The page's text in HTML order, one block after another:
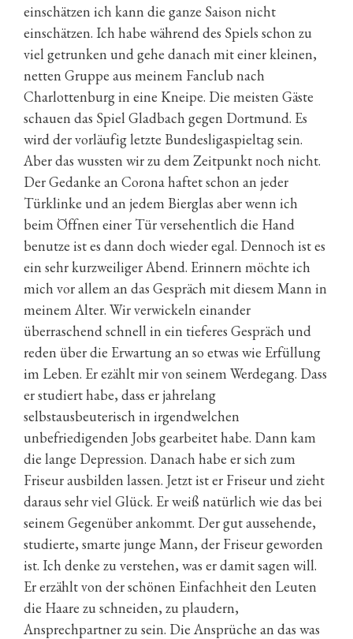
einschätzen ich kann die ganze Saison nicht
einschätzen. Ich habe während des Spiels schon zu
viel getrunken und gehe danach mit einer kleinen,
netten Gruppe aus meinem Fanclub nach
Charlottenburg in eine Kneipe. Die meisten Gäste
schauen das Spiel Gladbach gegen Dortmund. Es
wird der vorläufig letzte Bundesligaspieltag sein.
Aber das wussten wir zu dem Zeitpunkt noch nicht.
Der Gedanke an Corona haftet schon an jeder
Türklinke und an jedem Bierglas aber wenn ich
beim Öffnen einer Tür versehentlich die Hand
benutze ist es dann doch wieder egal. Dennoch ist es
ein sehr kurzweiliger Abend. Erinnern möchte ich
mich vor allem an das Gespräch mit diesem Mann in
meinem Alter. Wir verwickeln einander
überraschend schnell in ein tieferes Gespräch und
reden über die Erwartung an so etwas wie Erfüllung
im Leben. Er ezählt mir von seinem Werdegang. Dass
er studiert habe, dass er jahrelang
selbstausbeuterisch in irgendwelchen
unbefriedigenden Jobs gearbeitet habe. Dann kam
die lange Depression. Danach habe er sich zum
Friseur ausbilden lassen. Jetzt ist er Friseur und zieht
daraus sehr viel Glück. Er weiß natürlich wie das bei
seinem Gegenüber ankommt. Der gut aussehende,
studierte, smarte junge Mann, der Friseur geworden
ist. Ich denke zu verstehen, was er damit sagen will.
Er erzählt von der schönen Einfachheit den Leuten
die Haare zu schneiden, zu plaudern,
Ansprechpartner zu sein. Die Ansprüche an das was